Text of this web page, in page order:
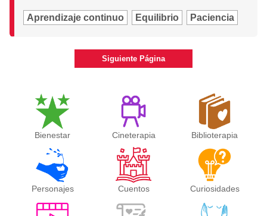
Aprendizaje continuo Equilibrio Paciencia
Siguiente Página
Bienestar Cineterapia Biblioterapia
Personajes Cuentos Curiosidades